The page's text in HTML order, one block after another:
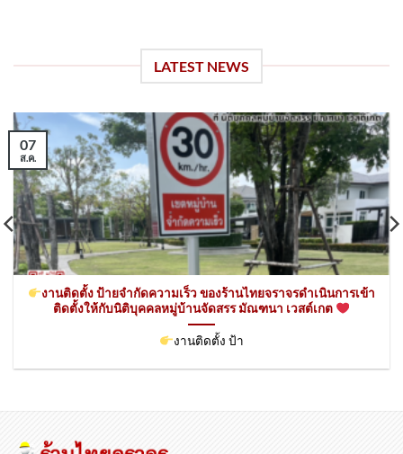
LATEST NEWS
งานติดตั้ง ป้ายจำกัดความเร็ว ของร้านไทยจราจรดำเนินการเข้า
ติดตั้ง​ให้กับนิติบุคคลหมู่บ้านจัดสรร มัณฑนา เวสต์เกต
งานติดตั้ง ป้า
07
ส.ค.